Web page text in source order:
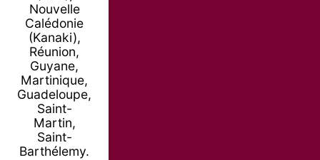
Nouvelle
Calédonie
(Kanaki),
Réunion,
Guyane,
Martinique,
Guadeloupe,
Saint-
Martin,
Saint-
Barthélemy.